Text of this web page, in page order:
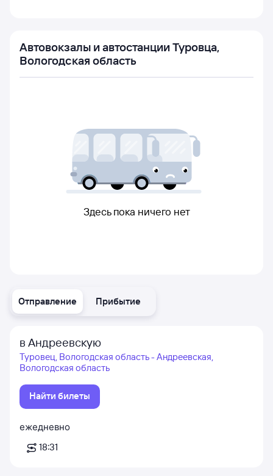
Отправление Прибытие
в Андреевскую
Туровец, Вологодская область - Андреевская,
Вологодская область
Найти билеты
ежедневно
18:31
Автовокзалы и автостанции Туровца,
Вологодская область
Здесь пока ничего нет